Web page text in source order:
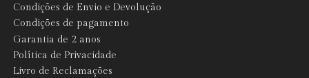
Condições de Envio e Devolução
Condições de pagamento
Garantia de 2 anos
Política de Privacidade
Livro de Reclamações